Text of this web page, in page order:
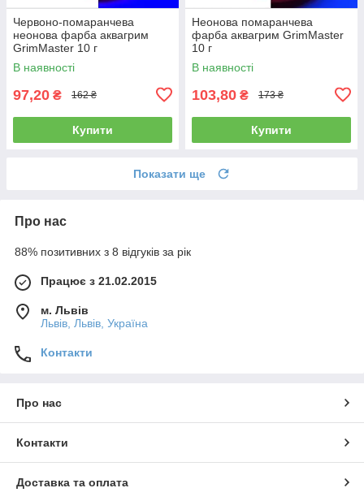
Червоно-помаранчева
неонова фарба аквагрим
GrimMaster 10 г
В наявності
97,20 ₴ 162 ₴
Купити
Неонова помаранчева
фарба аквагрим GrimMaster
10 г
В наявності
103,80 ₴ 173 ₴
Купити
Показати ще
Про нас
88% позитивних з 8 відгуків за рік
Працює з 21.02.2015
м. Львів
Львів, Львів, Україна
Контакти
Про нас
Контакти
Доставка та оплата